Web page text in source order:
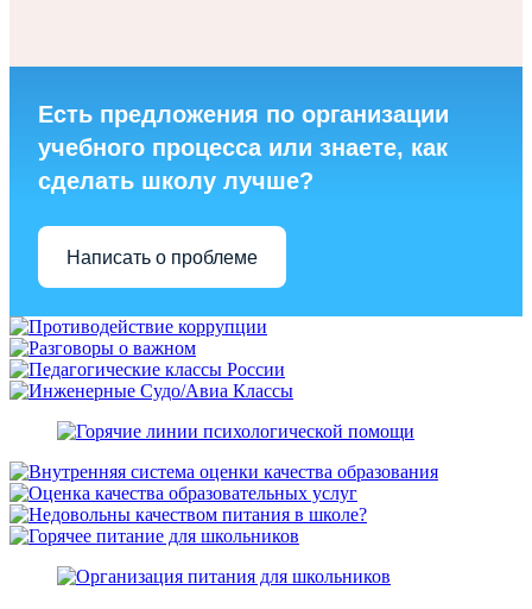
Есть предложения по организации
учебного процесса или знаете, как
сделать школу лучше?
Написать о проблеме